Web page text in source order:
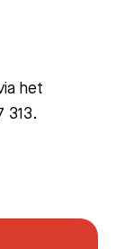
het
313.